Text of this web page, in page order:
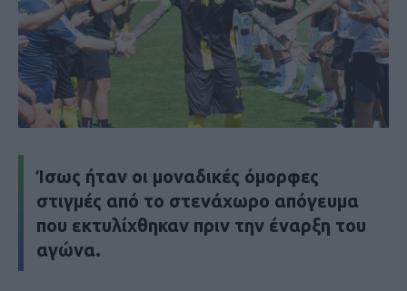
Ίσως ήταν οι μοναδικές όμορφες
στιγμές από το στενάχωρο απόγευμα
που εκτυλίχθηκαν πριν την έναρξη του
αγώνα.